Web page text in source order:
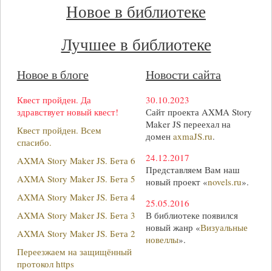
Новое в библиотеке
Лучшее в библиотеке
Новое в блоге
Квест пройден. Да
здравствует новый квест!
Квест пройден. Всем
спасибо.
AXMA Story Maker JS. Бета 6
AXMA Story Maker JS. Бета 5
AXMA Story Maker JS. Бета 4
AXMA Story Maker JS. Бета 3
AXMA Story Maker JS. Бета 2
Переезжаем на защищённый
протокол https
Новости сайта
30.10.2023
Сайт проекта AXMA Story
Maker JS переехал на
домен axmaJS.ru.
24.12.2017
Представляем Вам наш
новый проект «novels.ru».
25.05.2016
В библиотеке появился
новый жанр «Визуальные
новеллы».